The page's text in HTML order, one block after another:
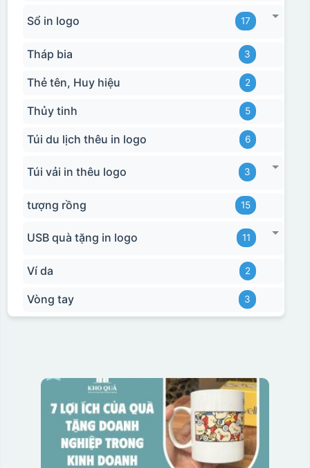
Sổ in logo 17
Tháp bia 3
Thẻ tên, Huy hiệu 2
Thủy tinh 5
Túi du lịch thêu in logo 6
Túi vải in thêu logo 3
tượng rồng 15
USB quà tặng in logo 11
Ví da 2
Vòng tay 3